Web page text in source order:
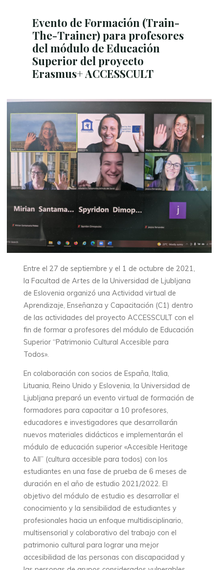
Evento de Formación (Train-
The-Trainer) para profesores
del módulo de Educación
Superior del proyecto
Erasmus+ ACCESSCULT
Entre el 27 de septiembre y el 1 de octubre de 2021,
la Facultad de Artes de la Universidad de Ljubljana
de Eslovenia organizó una Actividad virtual de
Aprendizaje, Enseñanza y Capacitación (C1) dentro
de las actividades del proyecto ACCESSCULT con el
fin de formar a profesores del módulo de Educación
Superior “Patrimonio Cultural Accesible para
Todos».
En colaboración con socios de España, Italia,
Lituania, Reino Unido y Eslovenia, la Universidad de
Ljubljana preparó un evento virtual de formación de
formadores para capacitar a 10 profesores,
educadores e investigadores que desarrollarán
nuevos materiales didácticos e implementarán el
módulo de educación superior «Accesible Heritage
to All” (cultura accesible para todos) con los
estudiantes en una fase de prueba de 6 meses de
duración en el año de estudio 2021/2022. El
objetivo del módulo de estudio es desarrollar el
conocimiento y la sensibilidad de estudiantes y
profesionales hacia un enfoque multidisciplinario,
multisensorial y colaborativo del trabajo con el
patrimonio cultural para lograr una mejor
accesibilidad de las personas con discapacidad y